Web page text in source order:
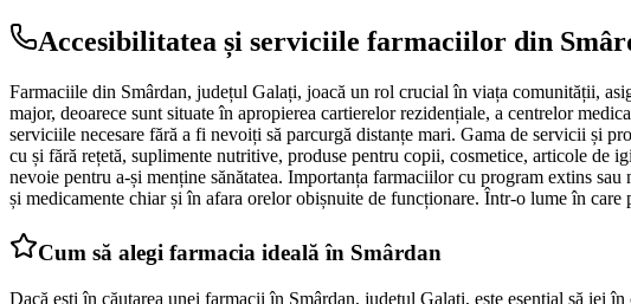
Accesibilitatea și serviciile farmaciilor din
Farmaciile din Smârdan, județul Galați, joacă un rol crucial în viața comunității,
major, deoarece sunt situate în apropierea cartierelor rezidențiale, a centrelor
serviciile necesare fără a fi nevoiți să parcurgă distanțe mari. Gama de servicii și
cu și fără rețetă, suplimente nutritive, produse pentru copii, cosmetice, articole de
nevoie pentru a-și menține sănătatea. Importanța farmaciilor cu program extins
și medicamente chiar și în afara orelor obișnuite de funcționare. Într-o lume în
Cum să alegi farmacia ideală în Smârdan
Dacă ești în căutarea unei farmacii în Smârdan, județul Galați, este esențial să iei